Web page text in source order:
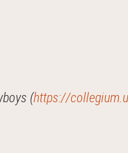
(https://